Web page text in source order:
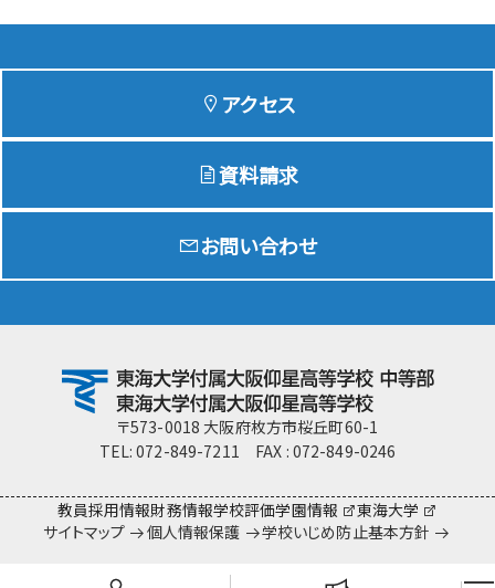
School Life 学校生活
Exam 入試情報サイト
team Gyosei team Gyosei
アクセス
資料請求
お問い合わせ
〒573-0018 大阪府枚方市桜丘町60-1
TEL: 072-849-7211 FAX : 072-849-0246
教員採用情報財務情報学校評価学園情報
東海大学
サイトマップ
個人情報保護 学校いじめ防止基本方針